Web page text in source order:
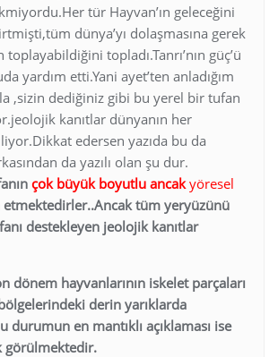
tür Hayvan’ın geleceğini
dünya’yı dolaşmasına gerek
toplayabildiğini topladı.Tanrı’nın güç’ü
yardım etti.Yani ayet’ten anladığım
,sizin dediğiniz gibi bu yerel bir tufan
kanıtlar dünyanın her
edersen yazıda bu da
da yazılı olan şu dur.
çok büyük boyutlu ancak yöresel
tüm yeryüzünü
destekleyen jeolojik kanıtlar
dönem hayvanlarının iskelet parçaları
derin yarıklarda
durumun en mantıklı açıklaması ise
görülmektedir.